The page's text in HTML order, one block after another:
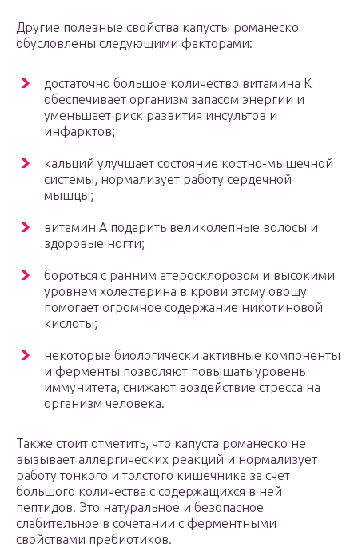
Другие полезные свойства капусты романеско
обусловлены следующими факторами:
достаточно большое количество витамина K
обеспечивает организм запасом энергии и
уменьшает риск развития инсультов и
инфарктов;
кальций улучшает состояние костно-мышечной
системы, нормализует работу сердечной
мышцы;
витамин A подарить великолепные волосы и
здоровые ногти;
бороться с ранним атеросклорозом и высокими
уровнем холестерина в крови этому овощу
помогает огромное содержание никотиновой
кислоты;
некоторые биологически активные компоненты
и ферменты позволяют повышать уровень
иммунитета, снижают воздействие стресса на
организм человека.
Также стоит отметить, что капуста романеско не
вызывает аллергических реакций и нормализует
работу тонкого и толстого кишечника за счет
большого количества с содержащихся в ней
пептидов. Это натуральное и безопасное
слабительное в сочетании с ферментными
свойствами пребиотиков.